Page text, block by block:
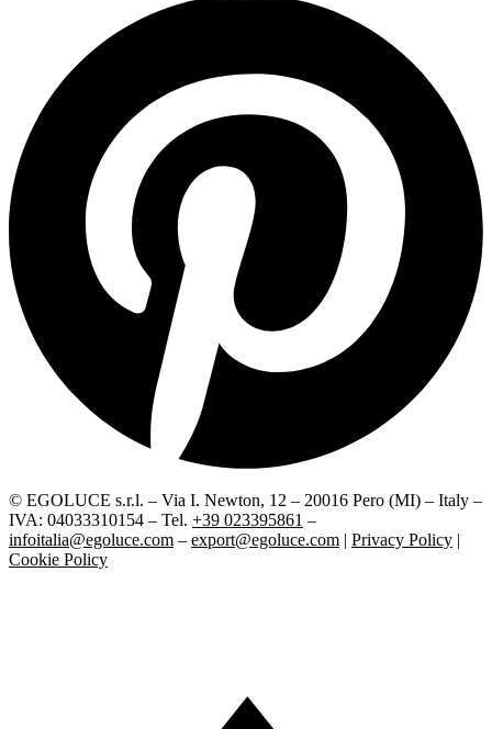
© EGOLUCE s.r.l. – Via I. Newton, 12 – 20016 Pero (MI) – Italy –
IVA: 04033310154 – Tel. +39 023395861 –
infoitalia@egoluce.com – export@egoluce.com | Privacy Policy |
Cookie Policy